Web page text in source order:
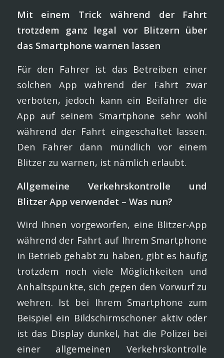
Mit einem Trick während der Fahrt
trotzdem ganz legal vor Blitzern über
das Smartphone warnen lassen
Für den Fahrer ist das Betreiben einer
solchen App während der Fahrt zwar
verboten, jedoch kann ein Beifahrer die
App auf seinem Smartphone sehr wohl
während der Fahrt eingeschaltet lassen.
Den Fahrer dann mündlich vor einem
Blitzer zu warnen, ist nämlich erlaubt.
Allgemeine Verkehrskontrolle und
Blitzer App verwendet – Was nun?
Wird Ihnen vorgeworfen, eine Blitzer-App
während der Fahrt auf Ihrem Smartphone
in Betrieb gehabt zu haben, gibt es häufig
trotzdem noch viele Möglichkeiten und
Anhaltspunkte, sich gegen den Vorwurf zu
wehren. Ist bei Ihrem Smartphone zum
Beispiel ein Bildschirmschoner aktiv oder
ist das Display dunkel, hat die Polizei bei
einer allgemeinen Verkehrskontrolle